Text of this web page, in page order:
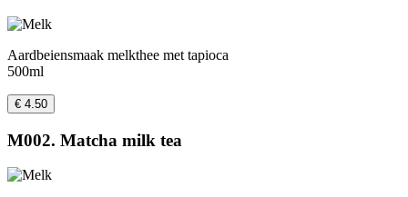
Aardbeiensmaak melkthee met tapioca
500ml
€ 4.50
M002. Matcha milk tea